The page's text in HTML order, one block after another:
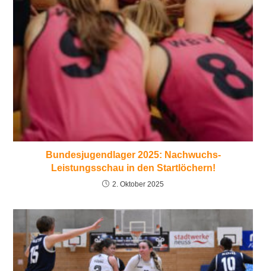
Bundesjugendlager 2025: Nachwuchs-
Leistungsschau in den Startlöchern!
2. Oktober 2025